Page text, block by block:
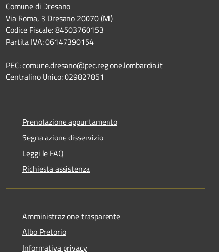
Comune di Dresano
Via Roma, 3 Dresano 20070 (MI)
Codice Fiscale: 84503760153
Partita IVA: 06147390154
PEC: comune.dresano@pec.regione.lombardia.it
Centralino Unico: 029827851
Prenotazione appuntamento
Segnalazione disservizio
Leggi le FAQ
Richiesta assistenza
Amministrazione trasparente
Albo Pretorio
Informativa privacy